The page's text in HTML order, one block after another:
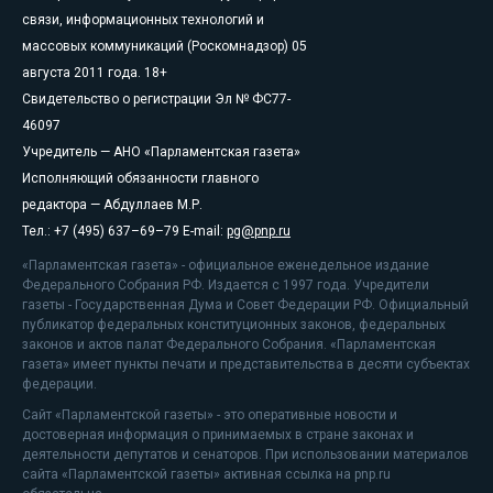
связи, информационных технологий и
массовых коммуникаций (Роскомнадзор) 05
августа 2011 года. 18+
Свидетельство о регистрации Эл № ФС77-
46097
Учредитель — АНО «Парламентская газета»
Исполняющий обязанности главного
редактора — Абдуллаев М.Р.
Тел.: +7 (495) 637–69–79 E-mail: pg@pnp.ru
«Парламентская газета» - официальное еженедельное издание
Федерального Собрания РФ. Издается с 1997 года. Учредители
газеты - Государственная Дума и Совет Федерации РФ. Официальный
публикатор федеральных конституционных законов, федеральных
законов и актов палат Федерального Собрания. «Парламентская
газета» имеет пункты печати и представительства в десяти субъектах
федерации.
Сайт «Парламентской газеты» - это оперативные новости и
достоверная информация о принимаемых в стране законах и
деятельности депутатов и сенаторов. При использовании материалов
сайта «Парламентской газеты» активная ссылка на pnp.ru